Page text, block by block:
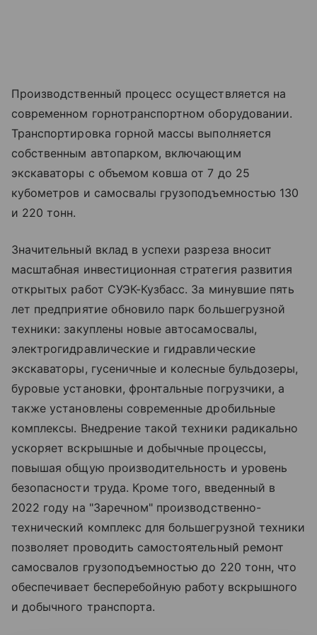
Производственный процесс осуществляется на
современном горнотранспортном оборудовании.
Транспортировка горной массы выполняется
собственным автопарком, включающим
экскаваторы с объемом ковша от 7 до 25
кубометров и самосвалы грузоподъемностью 130
и 220 тонн.
Значительный вклад в успехи разреза вносит
масштабная инвестиционная стратегия развития
открытых работ СУЭК-Кузбасс. За минувшие пять
лет предприятие обновило парк большегрузной
техники: закуплены новые автосамосвалы,
электрогидравлические и гидравлические
экскаваторы, гусеничные и колесные бульдозеры,
буровые установки, фронтальные погрузчики, а
также установлены современные дробильные
комплексы. Внедрение такой техники радикально
ускоряет вскрышные и добычные процессы,
повышая общую производительность и уровень
безопасности труда. Кроме того, введенный в
2022 году на "Заречном" производственно-
технический комплекс для большегрузной техники
позволяет проводить самостоятельный ремонт
самосвалов грузоподъемностью до 220 тонн, что
обеспечивает бесперебойную работу вскрышного
и добычного транспорта.